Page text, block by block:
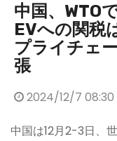
中国、WTO
EVへの関税
プライチェ
張
2024/12/7 08:30
中国は12月2-3日、